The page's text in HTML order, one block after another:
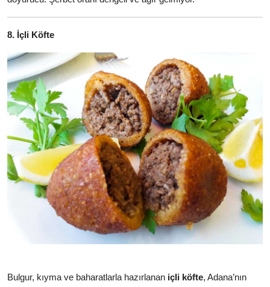
8. İçli Köfte
Bulgur, kıyma ve baharatlarla hazırlanan içli köfte, Adana’nın